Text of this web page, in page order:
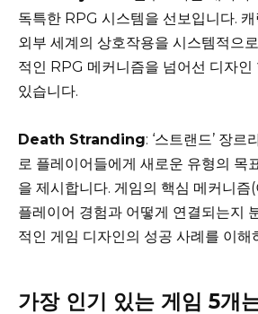
독특한 RPG 시스템을 선보입니다.
외부 세계의 상호작용을 시스템적으
적인 RPG 메커니즘을 넘어선 디자인
있습니다.
Death Stranding: ‘스트랜드’ 장
로 플레이어들에게 새로운 유형의 목
을 제시합니다. 게임의 핵심 메커니즘(
플레이어 경험과 어떻게 연결되는지
적인 게임 디자인의 성공 사례를 이해
가장 인기 있는 게임 5개